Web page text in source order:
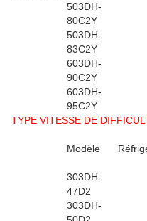
503DH-
80C2Y
503DH-
83C2Y
603DH-
90C2Y
603DH-
95C2Y
TYPE VITESSE DE
Modèle
303DH-
47D2
303DH-